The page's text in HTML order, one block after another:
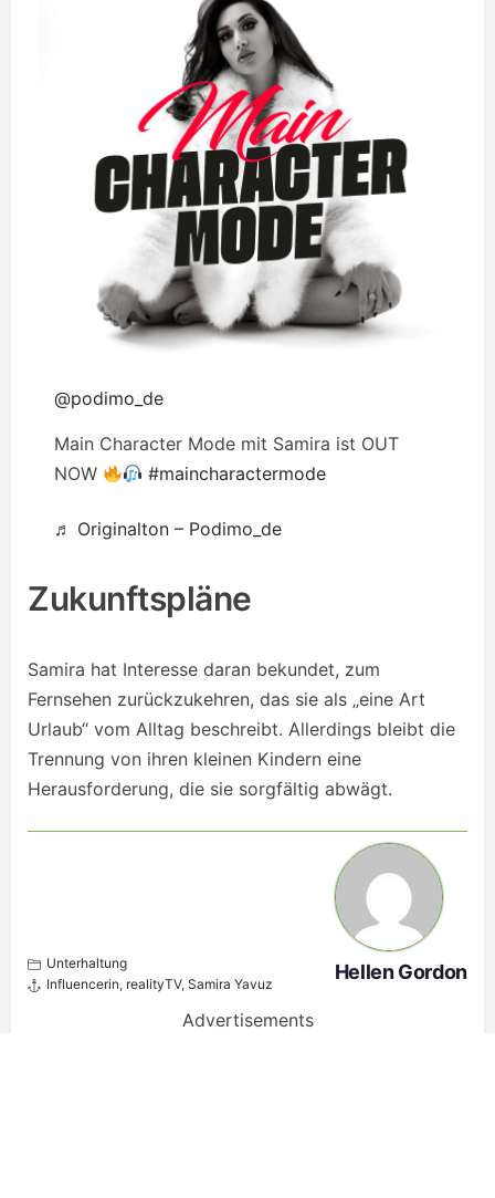
@podimo_de
Main Character Mode mit Samira ist OUT
NOW
#maincharactermode
♬ Originalton – Podimo_de
Zukunftspläne
Samira hat Interesse daran bekundet, zum
Fernsehen zurückzukehren, das sie als „eine Art
Urlaub“ vom Alltag beschreibt. Allerdings bleibt die
Trennung von ihren kleinen Kindern eine
Herausforderung, die sie sorgfältig abwägt.
Unterhaltung
Influencerin, realityTV, Samira Yavuz
Hellen Gordon
Advertisements